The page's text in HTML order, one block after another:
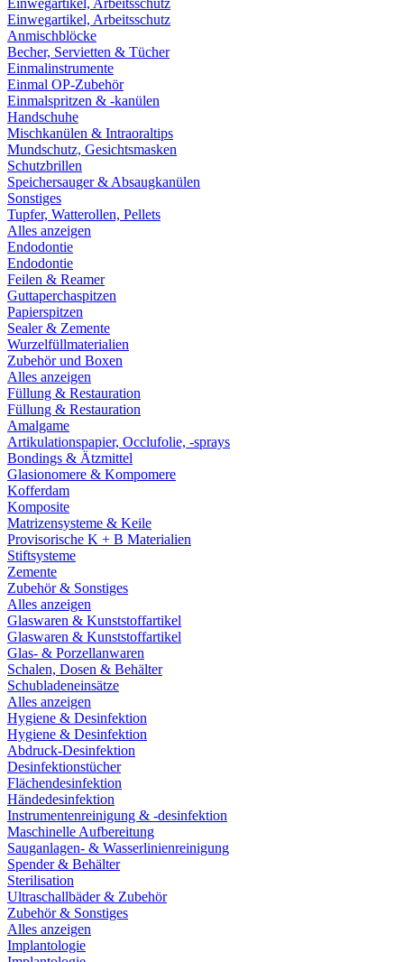
Einwegartikel, Arbeitsschutz
Einwegartikel, Arbeitsschutz
Anmischblöcke
Becher, Servietten & Tücher
Einmalinstrumente
Einmal OP-Zubehör
Einmalspritzen & -kanülen
Handschuhe
Mischkanülen & Intraoraltips
Mundschutz, Gesichtsmasken
Schutzbrillen
Speichersauger & Absaugkanülen
Sonstiges
Tupfer, Watterollen, Pellets
Alles anzeigen
Endodontie
Endodontie
Feilen & Reamer
Guttaperchaspitzen
Papierspitzen
Sealer & Zemente
Wurzelfüllmaterialien
Zubehör und Boxen
Alles anzeigen
Füllung & Restauration
Füllung & Restauration
Amalgame
Artikulationspapier, Occlufolie, -sprays
Bondings & Ätzmittel
Glasionomere & Kompomere
Kofferdam
Komposite
Matrizensysteme & Keile
Provisorische K + B Materialien
Stiftsysteme
Zemente
Zubehör & Sonstiges
Alles anzeigen
Glaswaren & Kunststoffartikel
Glaswaren & Kunststoffartikel
Glas- & Porzellanwaren
Schalen, Dosen & Behälter
Schubladeneinsätze
Alles anzeigen
Hygiene & Desinfektion
Hygiene & Desinfektion
Abdruck-Desinfektion
Desinfektionstücher
Flächendesinfektion
Händedesinfektion
Instrumentenreinigung & -desinfektion
Maschinelle Aufbereitung
Sauganlagen- & Wasserlinienreinigung
Spender & Behälter
Sterilisation
Ultraschallbäder & Zubehör
Zubehör & Sonstiges
Alles anzeigen
Implantologie